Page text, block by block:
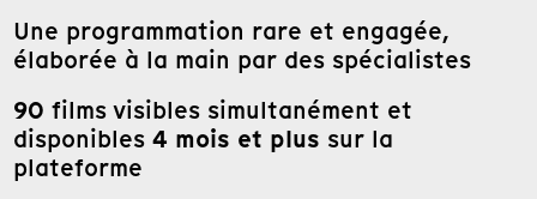
Une programmation rare et engagée,
élaborée à la main par des spécialistes
90 films visibles simultanément et
disponibles 4 mois et plus sur la
plateforme